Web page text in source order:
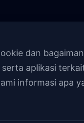
dan
serta aplikasi
informasi apa